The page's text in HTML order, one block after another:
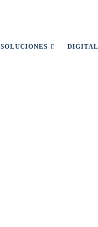
SOLUCIONES DIGITAL